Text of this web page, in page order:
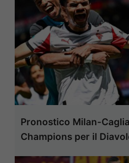
Pronostico Milan-
Champions per il